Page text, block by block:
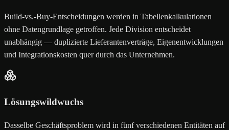
Build-vs.-Buy-Entscheidungen werden in Tabellenkalkulationen
ohne Datengrundlage getroffen. Jede Division entscheidet
unabhängig — duplizierte Lieferantenverträge, Eigenentwicklungen
und Integrationskosten quer durch das Unternehmen.
Lösungswildwuchs
Dasselbe Geschäftsproblem wird in fünf verschiedenen Entitäten auf